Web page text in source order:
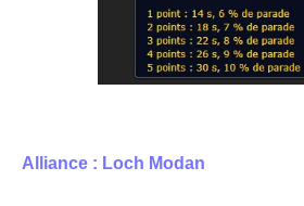
Alliance : Loch Modan